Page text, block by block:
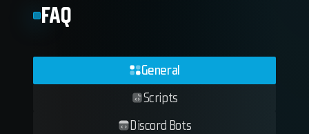
FAQ
General
Scripts
Discord Bots